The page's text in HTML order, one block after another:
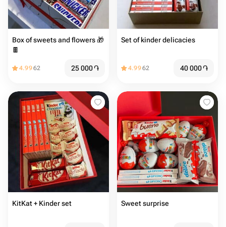
Box of sweets and flowers 🎁
🍫
4.9962 25 000֏
Set of kinder delicacies
4.9962 40 000֏
KitKat + Kinder set Sweet surprise